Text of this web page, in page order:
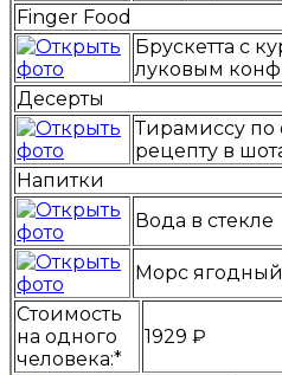
Finger Food
Брускетта с
луковым
Десерты
Тирамиссу
рецепту в
Напитки
Вода в стекле
Морс
Стоимость
на одного
человека:*
1929 ₽